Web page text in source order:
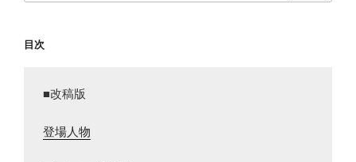
目次
■改稿版
登場人物